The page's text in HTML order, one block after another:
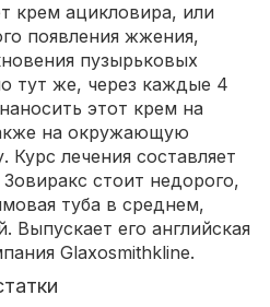
крем ацикловира, или
появления жжения,
пузырьковых
тут же, через каждые 4
этот крем на
на окружающую
лечения составляет
стоит недорого,
туба в среднем,
Выпускает его английская
Glaxosmithkline.